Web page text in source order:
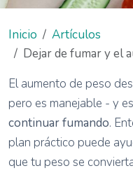
Inicio
Artículos
Dejar de fumar y el
El aumento de peso
pero es manejable - y es
continuar fumando.
plan práctico puede
que tu peso se